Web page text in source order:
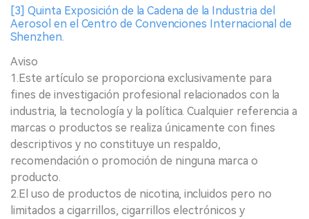
[3] Quinta Exposición de la Cadena de la Industria del
Aerosol en el Centro de Convenciones Internacional de
Shenzhen.
Aviso
1.Este artículo se proporciona exclusivamente para
fines de investigación profesional relacionados con la
industria, la tecnología y la política. Cualquier referencia a
marcas o productos se realiza únicamente con fines
descriptivos y no constituye un respaldo,
recomendación o promoción de ninguna marca o
producto.
2.El uso de productos de nicotina, incluidos pero no
limitados a cigarrillos, cigarrillos electrónicos y